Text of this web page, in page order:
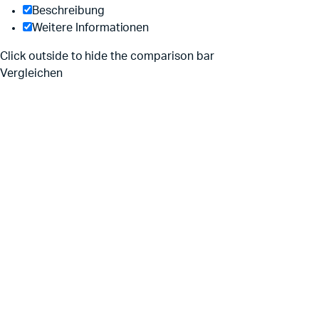
Beschreibung
Weitere Informationen
Click outside to hide the comparison bar
Vergleichen